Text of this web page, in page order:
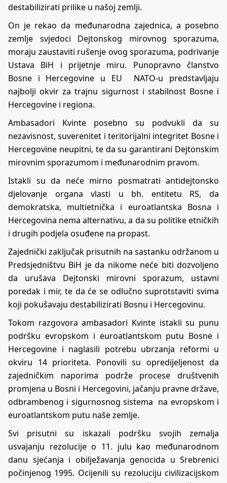
destabilizirati prilike u našoj zemlji.
On je rekao da međunarodna zajednica, a posebno
zemlje svjedoci Dejtonskog mirovnog sporazuma,
moraju zaustaviti rušenje ovog sporazuma, podrivanje
Ustava BiH i prijetnje miru. Punopravno članstvo
Bosne i Hercegovine u EU NATO-u predstavljaju
najbolji okvir za trajnu sigurnost i stabilnost Bosne i
Hercegovine i regiona.
Ambasadori Kvinte posebno su podvukli da su
nezavisnost, suverenitet i teritorijalni integritet Bosne i
Hercegovine neupitni, te da su garantirani Dejtonskim
mirovnim sporazumom i međunarodnim pravom.
Istakli su da neće mirno posmatrati antidejtonsko
djelovanje organa vlasti u bh. entitetu RS, da
demokratska, multietnička i euroatlantska Bosna i
Hercegovina nema alternativu, a da su politike etničkih
i drugih podjela osuđene na propast.
Zajednički zaključak prisutnih na sastanku održanom u
Predsjedništvu BiH je da nikome neće biti dozvoljeno
da urušava Dejtonski mirovni sporazum, ustavni
poredak i mir, te da će se odlučno suprotstaviti svima
koji pokušavaju destabilizirati Bosnu i Hercegovinu.
Tokom razgovora ambasadori Kvinte istakli su punu
podršku evropskom i euroatlantskom putu Bosne i
Hercegovine i naglasili potrebu ubrzanja reformi u
okviru 14 prioriteta. Ponovili su opredijeljenost da
zajedničkim naporima podrže procese društvenih
promjena u Bosni i Hercegovini, jačanju pravne države,
odbrambenog i sigurnosnog sistema na evropskom i
euroatlantskom putu naše zemlje.
Svi prisutni su iskazali podršku svojih zemalja
usvajanju rezolucije o 11. julu kao međunarodnom
danu sjećanja i obilježavanja genocida u Srebrenici
počinjenog 1995. Ocijenili su rezoluciju civilizacijskom